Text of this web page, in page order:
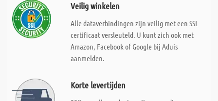
Veilig winkelen
Alle dataverbindingen zijn veilig met een SSL
certificaat versleuteld. U kunt zich ook met
Amazon, Facebook of Google bij Aduis
aanmelden.
Korte levertijden